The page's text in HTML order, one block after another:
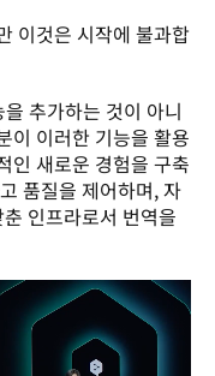
이것은 시작에 불과합
추가하는 것이 아니
이 이러한 기능을 활용
인 새로운 경험을 구축
품질을 제어하며, 자
인프라로서 번역을